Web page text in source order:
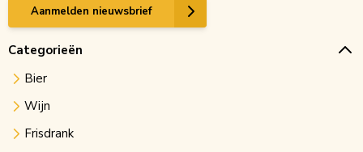
Aanmelden nieuwsbrief
Categorieën
Bier
Wijn
Frisdrank